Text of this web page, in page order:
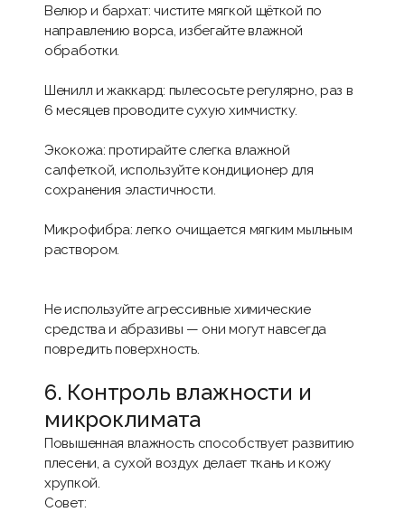
Велюр и бархат: чистите мягкой щёткой по
направлению ворса, избегайте влажной
обработки.
Шенилл и жаккард: пылесосьте регулярно, раз в
6 месяцев проводите сухую химчистку.
Экокожа: протирайте слегка влажной
салфеткой, используйте кондиционер для
сохранения эластичности.
Микрофибра: легко очищается мягким мыльным
раствором.
Не используйте агрессивные химические
средства и абразивы — они могут навсегда
повредить поверхность.
6. Контроль влажности и
микроклимата
Повышенная влажность способствует развитию
плесени, а сухой воздух делает ткань и кожу
хрупкой.
Совет: